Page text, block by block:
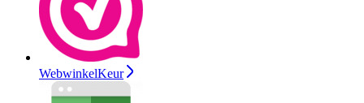
WebwinkelKeur